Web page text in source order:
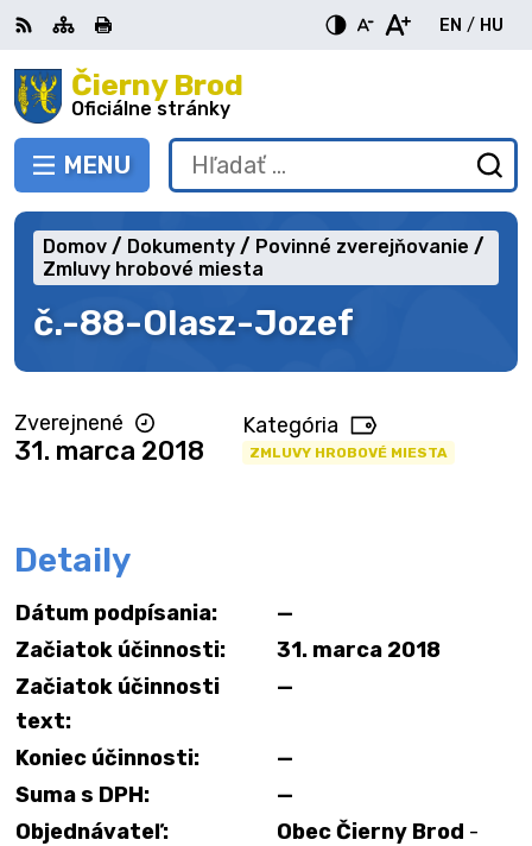
Preskočiť
na
obsah Čierny Brod
Oficiálne stránky
PREPNÚŤ
MENU
RSS MapaTlačiť
EN
English
/ HU
Hľadať:
č.-88-Olasz-Jozef
Domov Dokumenty
Povinné zverejňovanie
Zmluvy hrobové miesta
Zverejnené
31. marca 2018
Kategória
ZMLUVY HROBOVÉ MIESTA
Detaily
Dátum podpísania:
—
Začiatok účinnosti:
31. marca 2018
Začiatok účinnosti
text:
—
Koniec účinnosti:
—
Suma s DPH:
—
Objednávateľ:
Obec Čierny Brod -